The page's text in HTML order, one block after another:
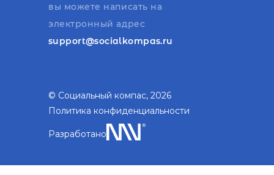
вы можете написать на
электронный адрес
support@socialkompas.ru
© Социальный компас, 2026
Политика конфиденциальности
Разработано